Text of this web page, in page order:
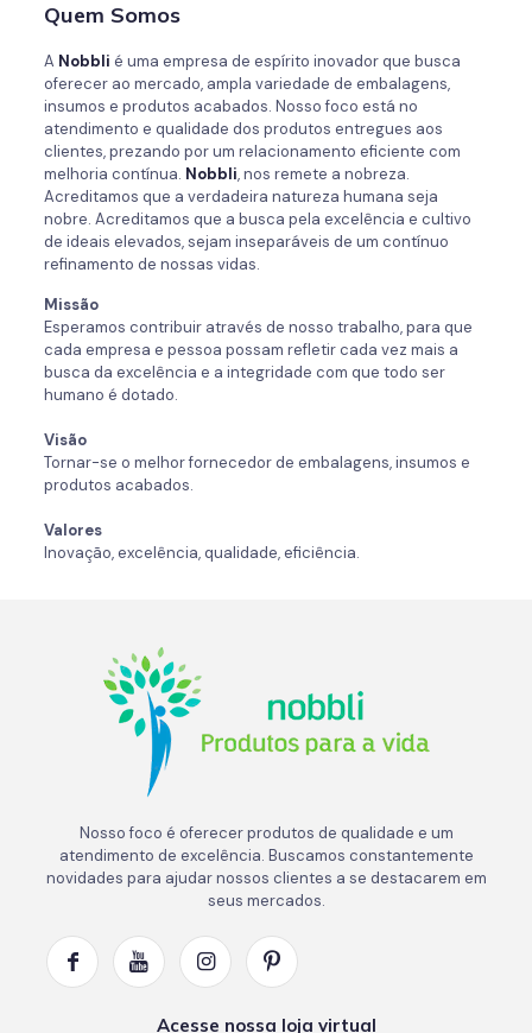
Quem Somos
A Nobbli é uma empresa de espírito inovador que busca
oferecer ao mercado, ampla variedade de embalagens,
insumos e produtos acabados. Nosso foco está no
atendimento e qualidade dos produtos entregues aos
clientes, prezando por um relacionamento eficiente com
melhoria contínua. Nobbli, nos remete a nobreza.
Acreditamos que a verdadeira natureza humana seja
nobre. Acreditamos que a busca pela excelência e cultivo
de ideais elevados, sejam inseparáveis de um contínuo
refinamento de nossas vidas.
Missão
Esperamos contribuir através de nosso trabalho, para que
cada empresa e pessoa possam refletir cada vez mais a
busca da excelência e a integridade com que todo ser
humano é dotado.
Visão
Tornar-se o melhor fornecedor de embalagens, insumos e
produtos acabados.
Valores
Inovação, excelência, qualidade, eficiência.
Nosso foco é oferecer produtos de qualidade e um
atendimento de excelência. Buscamos constantemente
novidades para ajudar nossos clientes a se destacarem em
seus mercados.
Acesse nossa loja virtual